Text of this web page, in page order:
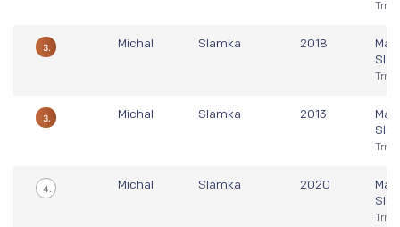
3. Michal Slamka 2018
3. Michal Slamka 2013
4. Michal Slamka 2020